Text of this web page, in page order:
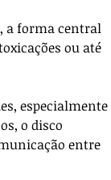
a forma central
ou até
especialmente
o disco
entre